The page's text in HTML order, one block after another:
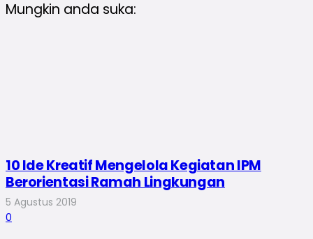
Mungkin anda suka:
10 Ide Kreatif Mengelola Kegiatan IPM
Berorientasi Ramah Lingkungan
5 Agustus 2019
0